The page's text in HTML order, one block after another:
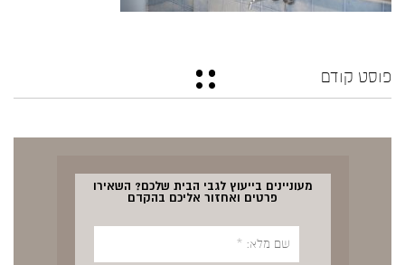
פוסט קודם
מעוניינים בייעוץ לגבי הבית שלכם? השאירו
פרטים ואחזור אליכם בהקדם